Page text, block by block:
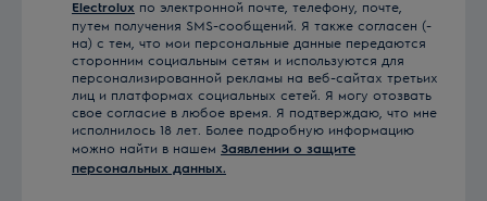
Electrolux по электронной почте, телефону, почте,
путем получения SMS-сообщений. Я также согласен (-
на) с тем, что мои персональные данные передаются
сторонним социальным сетям и используются для
персонализированной рекламы на веб-сайтах третьих
лиц и платформах социальных сетей. Я могу отозвать
свое согласие в любое время. Я подтверждаю, что мне
исполнилось 18 лет. Более подробную информацию
можно найти в нашем Заявлении о защите
персональных данных.